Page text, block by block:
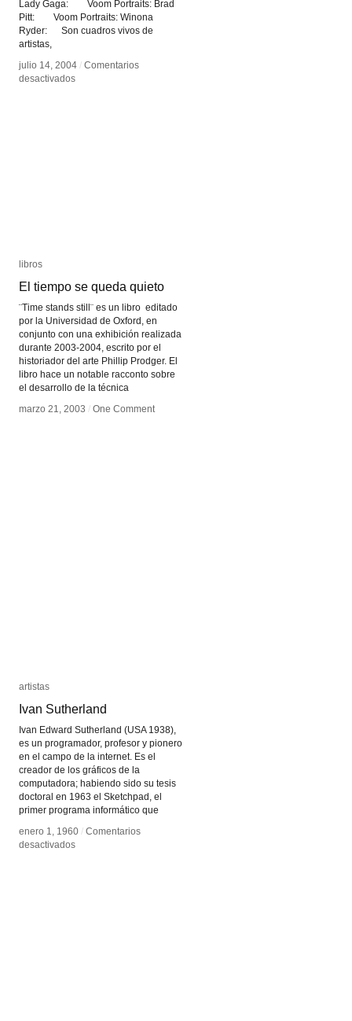
Lady Gaga: Voom Portraits: Brad
Pitt: Voom Portraits: Winona
Ryder: Son cuadros vivos de
artistas,
julio 14, 2004 / Comentarios
desactivadosen
julio 14, 2004 / Comentarios
desactivadosen
libros
El tiempo se queda quieto
¨Time stands still¨ es un libro editado
por la Universidad de Oxford, en
conjunto con una exhibición realizada
durante 2003-2004, escrito por el
historiador del arte Phillip Prodger. El
libro hace un notable racconto sobre
el desarrollo de la técnica
marzo 21, 2003 / One Comment
libros
El tiempo se queda quieto
marzo 21, 2003 / One Comment
artistas
Ivan Sutherland
Ivan Edward Sutherland (USA 1938),
es un programador, profesor y pionero
en el campo de la internet. Es el
creador de los gráficos de la
computadora; habiendo sido su tesis
doctoral en 1963 el Sketchpad, el
primer programa informático que
enero 1, 1960 / Comentarios
desactivadosen
artistas
Ivan Sutherland
enero 1, 1960 / Comentarios
desactivadosen